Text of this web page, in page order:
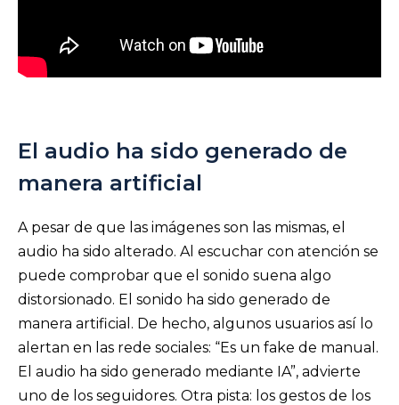
El audio ha sido generado de
manera artificial
A pesar de que las imágenes son las mismas, el
audio ha sido alterado. Al escuchar con atención se
puede comprobar que el sonido suena algo
distorsionado. El sonido ha sido generado de
manera artificial. De hecho, algunos usuarios así lo
alertan en las rede sociales: “Es un fake de manual.
El audio ha sido generado mediante IA”, advierte
uno de los seguidores. Otra pista: los gestos de los